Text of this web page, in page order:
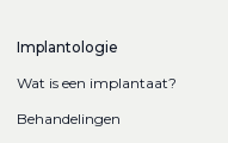
Implantologie
Wat is een implantaat?
Behandelingen